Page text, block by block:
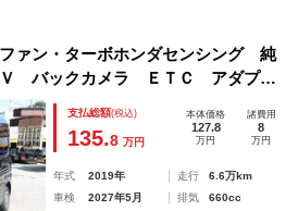
ァン・ターボホンダセンシング 純
バックカメラ ＥＴＣ アダプテ
両側スライドドア エンジンスタ
ｔｏｏｔｈ接続 ハイルーフ
支払総額(税込)
135.8 万円
本体価格
127.8
万円
諸費用
8
万円
年式 2019年 走行
6.6万km
車検
2027年5月 排気
660cc